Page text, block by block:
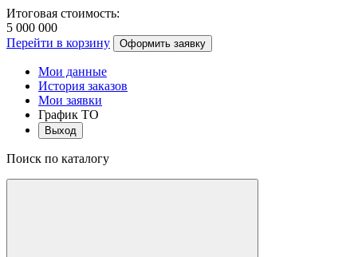
Итоговая стоимость:
5 000 000
Перейти в корзину
Оформить заявку
Мои данные
История заказов
Мои заявки
График ТО
Выход
Поиск по каталогу